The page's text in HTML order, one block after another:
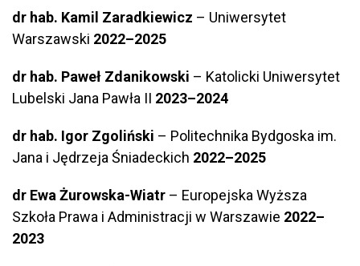
dr hab. Kamil Zaradkiewicz – Uniwersytet
Warszawski 2022–2025
dr hab. Paweł Zdanikowski – Katolicki Uniwersytet
Lubelski Jana Pawła II 2023–2024
dr hab. Igor Zgoliński – Politechnika Bydgoska im.
Jana i Jędrzeja Śniadeckich 2022–2025
dr Ewa Żurowska-Wiatr – Europejska Wyższa
Szkoła Prawa i Administracji w Warszawie 2022–
2023